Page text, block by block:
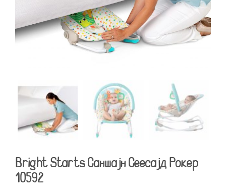
Bright Starts Саншајн Сеесајд Рокер
10592